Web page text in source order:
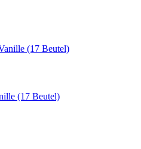
(17 Beutel)